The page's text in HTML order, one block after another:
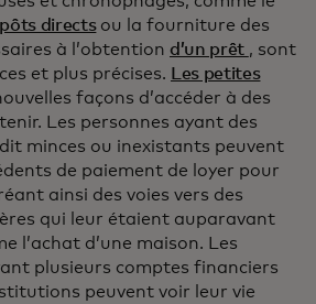
directsou la fourniture des
à l’obtention d’un prêt , sont
et plus précises.
Les petites
façons d’accéder à des
Les personnes ayant des
minces ou inexistants peuvent
de paiement de loyer pour
ainsi des voies vers des
qui leur étaient auparavant
l’achat d’une maison. Les
plusieurs comptes financiers
peuvent voir leur vie